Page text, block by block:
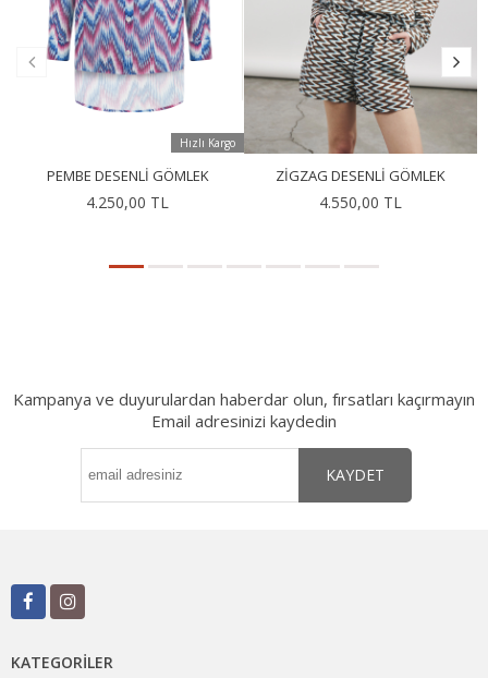
Hızlı Kargo
PEMBE DESENLI GÖMLEK
4.250,00 TL
ZIGZAG DESENLI GÖMLEK
4.550,00 TL
Kampanya ve duyurulardan haberdar olun, fırsatları kaçırmayın
Email adresinizi kaydedin
KAYDET
KATEGORILER